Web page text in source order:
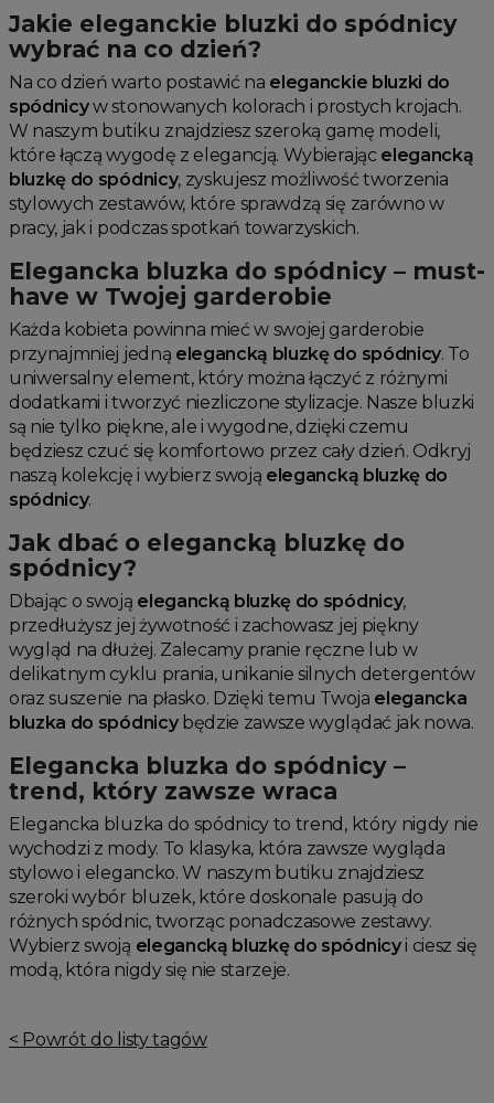
Jakie eleganckie bluzki do spódnicy
wybrać na co dzień?
Na co dzień warto postawić na eleganckie bluzki do
spódnicyw stonowanych kolorach i prostych krojach.
W naszym butiku znajdziesz szeroką gamę modeli,
które łączą wygodę z elegancją. Wybierając elegancką
bluzkę do spódnicy, zyskujesz możliwość tworzenia
stylowych zestawów, które sprawdzą się zarówno w
pracy, jak i podczas spotkań towarzyskich.
Elegancka bluzka do spódnicy – must-
have w Twojej garderobie
Każda kobieta powinna mieć w swojej garderobie
przynajmniej jedną elegancką bluzkę do spódnicy. To
uniwersalny element, który można łączyć z różnymi
dodatkami i tworzyć niezliczone stylizacje. Nasze bluzki
są nie tylko piękne, ale i wygodne, dzięki czemu
będziesz czuć się komfortowo przez cały dzień. Odkryj
naszą kolekcję i wybierz swoją elegancką bluzkę do
spódnicy.
Jak dbać o elegancką bluzkę do
spódnicy?
Dbając o swoją elegancką bluzkę do spódnicy,
przedłużysz jej żywotność i zachowasz jej piękny
wygląd na dłużej. Zalecamy pranie ręczne lub w
delikatnym cyklu prania, unikanie silnych detergentów
oraz suszenie na płasko. Dzięki temu Twoja elegancka
bluzka do spódnicybędzie zawsze wyglądać jak nowa.
Elegancka bluzka do spódnicy –
trend, który zawsze wraca
Elegancka bluzka do spódnicy to trend, który nigdy nie
wychodzi z mody. To klasyka, która zawsze wygląda
stylowo i elegancko. W naszym butiku znajdziesz
szeroki wybór bluzek, które doskonale pasują do
różnych spódnic, tworząc ponadczasowe zestawy.
Wybierz swoją elegancką bluzkę do spódnicyi ciesz się
modą, która nigdy się nie starzeje.
< Powrót do listy tagów